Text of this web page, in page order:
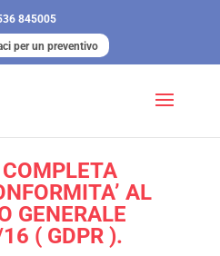
845005
per un preventivo
AL
GENERALE
( GDPR ).